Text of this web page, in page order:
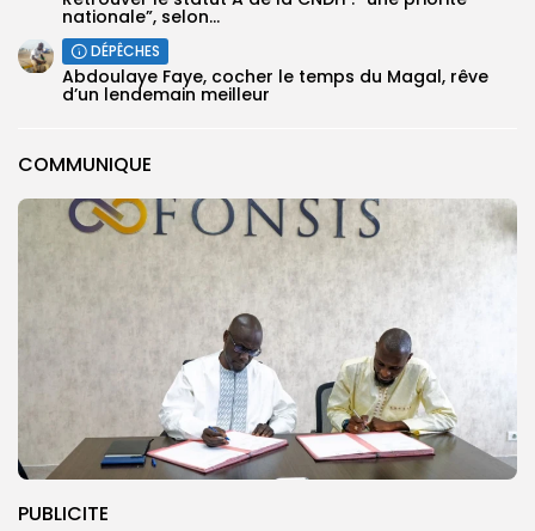
COMMUNIQUE
PUBLICITE
nationale”, selon...
DÉPÊCHES
Abdoulaye Faye, cocher le temps du Magal, rêve
d’un lendemain meilleur